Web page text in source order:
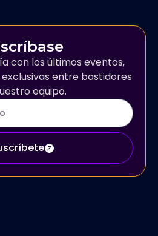
con los últimos eventos,
entre bastidores
equipo.